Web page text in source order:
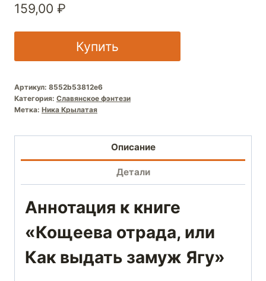
159,00 ₽
Купить
Артикул: 8552b53812e6
Категория: Славянское фэнтези
Метка: Ника Крылатая
Описание
Детали
Аннотация к книге
«Кощеева отрада, или
Как выдать замуж Ягу»